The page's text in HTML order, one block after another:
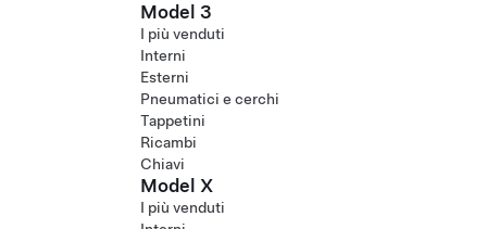
Model 3
I più venduti
Interni
Esterni
Pneumatici e cerchi
Tappetini
Ricambi
Chiavi
Model X
I più venduti